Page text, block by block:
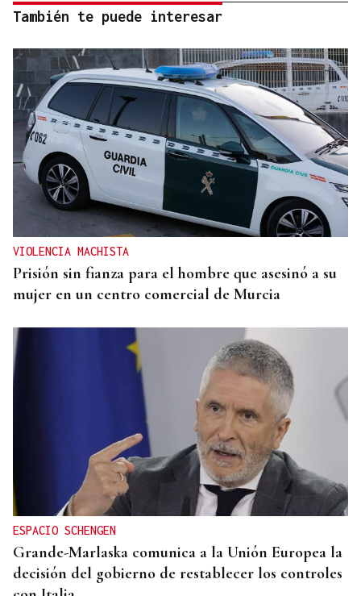
También te puede interesar
VIOLENCIA MACHISTA
Prisión sin fianza para el hombre que asesinó a su
mujer en un centro comercial de Murcia
ESPACIO SCHENGEN
Grande-Marlaska comunica a la Unión Europea la
decisión del gobierno de restablecer los controles